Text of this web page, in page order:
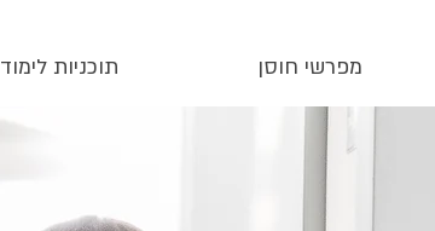
מפרשי חוסן תוכניות לימוד